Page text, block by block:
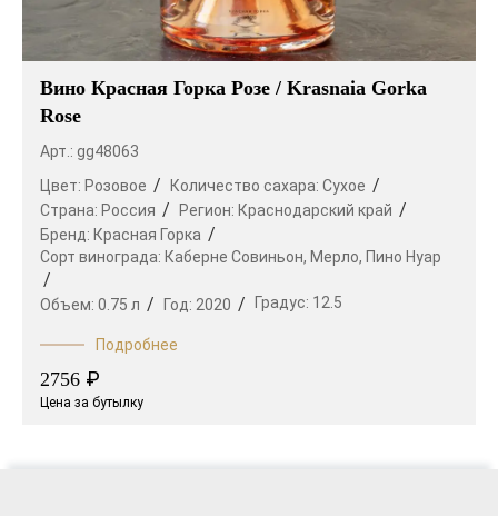
Вино Красная Горка Розе / Krasnaia Gorka
Rose
Арт.: gg48063
Цвет: Розовое Количество сахара: Сухое
Страна: Россия Регион: Краснодарский край
Бренд: Красная Горка
Сорт винограда: Каберне Совиньон, Мерло, Пино Нуар
Объем: 0.75 л Год: 2020 Градус: 12.5
Подробнее
2756 ₽
Цена за бутылку